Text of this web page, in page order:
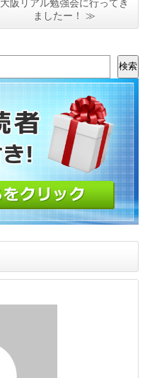
大阪リアル勉強会に行ってき
ましたー！ ≫
検索